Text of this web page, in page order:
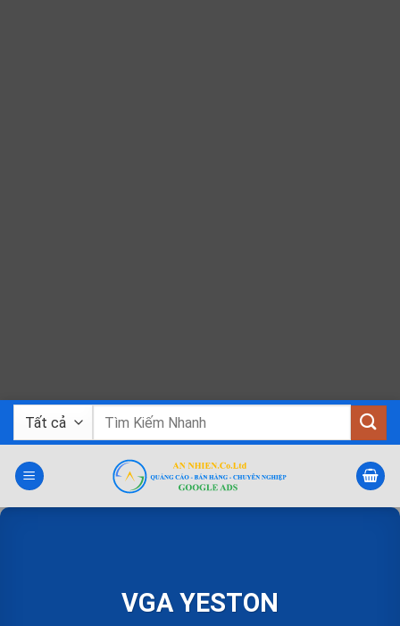
Bỏ
dung
Tìm
VGA YESTON